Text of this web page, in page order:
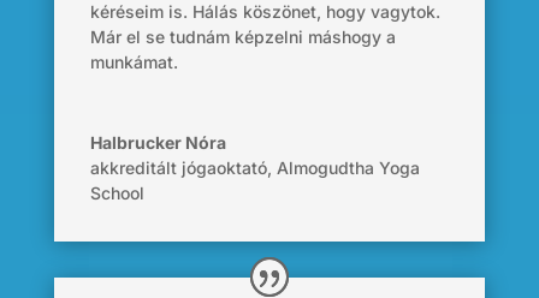
kéréseim is. Hálás köszönet, hogy vagytok.
Már el se tudnám képzelni máshogy a
munkámat.
Halbrucker Nóra
akkreditált jógaoktató, Almogudtha Yoga
School